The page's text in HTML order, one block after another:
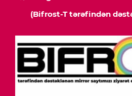
(Bifrost-T tərəfindən